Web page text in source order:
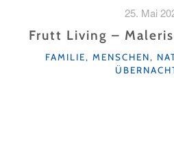
GOTTHARD
25. Mai
Frutt Living –
KATEGORIEN
FAMILIE, MENSCHEN,